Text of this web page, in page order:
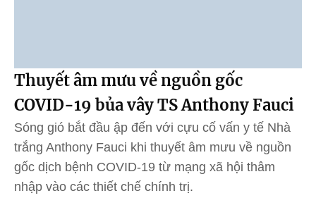
Thuyết âm mưu về nguồn gốc
COVID-19 bủa vây TS Anthony Fauci
Sóng gió bắt đầu ập đến với cựu cố vấn y tế Nhà
trắng Anthony Fauci khi thuyết âm mưu về nguồn
gốc dịch bệnh COVID-19 từ mạng xã hội thâm
nhập vào các thiết chế chính trị.